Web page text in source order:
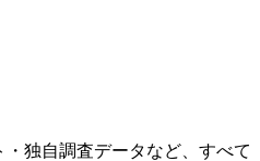
独自調査データなど、すべて